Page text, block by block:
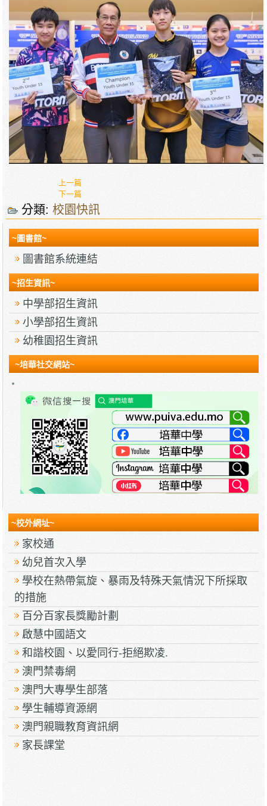
上一篇
下一篇
分類:校園快訊
~圖書館~
圖書館系統連結
~招生資訊~
中學部招生資訊
小學部招生資訊
幼稚園招生資訊
~培華社交網站~
~校外網址~
家校通
幼兒首次入學
學校在熱帶氣旋、暴雨及特殊天氣情況下所採取
的措施
百分百家長獎勵計劃
啟慧中國語文
和諧校園、以愛同行-拒絕欺凌.
澳門禁毒網
澳門大專學生部落
學生輔導資源網
澳門親職教育資訊網
家長課堂